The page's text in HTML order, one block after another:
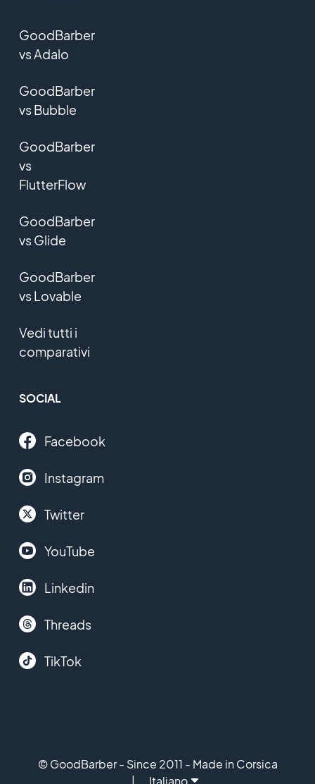
GoodBarber
vs Adalo
GoodBarber
vs Bubble
GoodBarber
vs
FlutterFlow
GoodBarber
vs Glide
GoodBarber
vs Lovable
Vedi tutti i
comparativi
SOCIAL
Facebook
Instagram
Twitter
YouTube
Linkedin
Threads
TikTok
© GoodBarber - Since 2011 - Made in Corsica
Italiano